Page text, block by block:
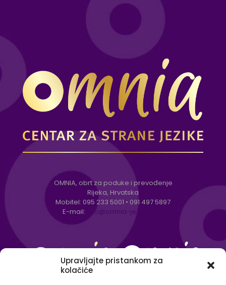
Upravljajte pristankom za
kolačiće
OMNIA, obrt za poduke i prevođenje
Rijeka, Hrvatska
Mobitel: 095 233 5001 • 091 497 5897
E-mail:
info@omnia-jezici.com